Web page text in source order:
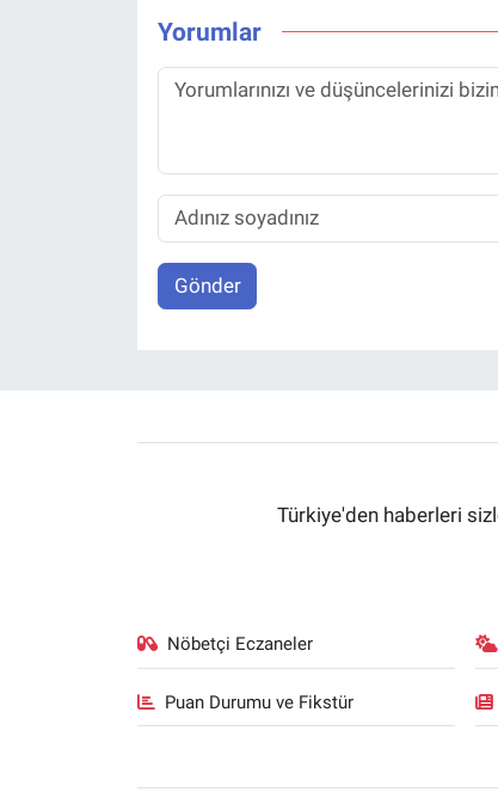
Yorumlar
Gönder
Türkiye'den haberleri
Nöbetçi Eczaneler
Puan Durumu ve Fikstür